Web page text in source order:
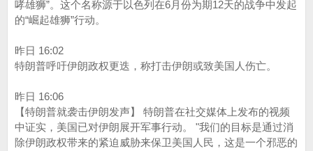
哮雄狮”。这个名称源于以色列在6月份为期12天的战争中发起
的“崛起雄狮”行动。
昨日 16:02
特朗普呼吁伊朗政权更迭，称打击伊朗或致美国人伤亡。
昨日 16:06
【特朗普就袭击伊朗发声】 特朗普在社交媒体上发布的视频
中证实，美国已对伊朗展开军事行动。 "我们的目标是通过消
除伊朗政权带来的紧迫威胁来保卫美国人民，这是一个邪恶的